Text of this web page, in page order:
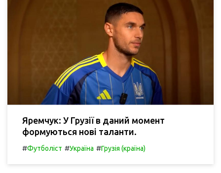
Яремчук: У Грузії в даний момент
формуються нові таланти.
#Футболіст #Україна #Грузія (країна)